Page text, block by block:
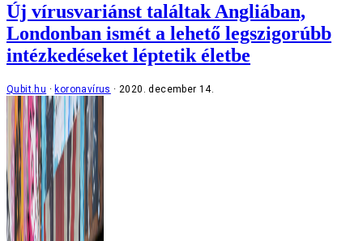
Új vírusvariánst találtak Angliában,
Londonban ismét a lehető legszigorúbb
intézkedéseket léptetik életbe
Qubit.hu koronavírus 2020. december 14.